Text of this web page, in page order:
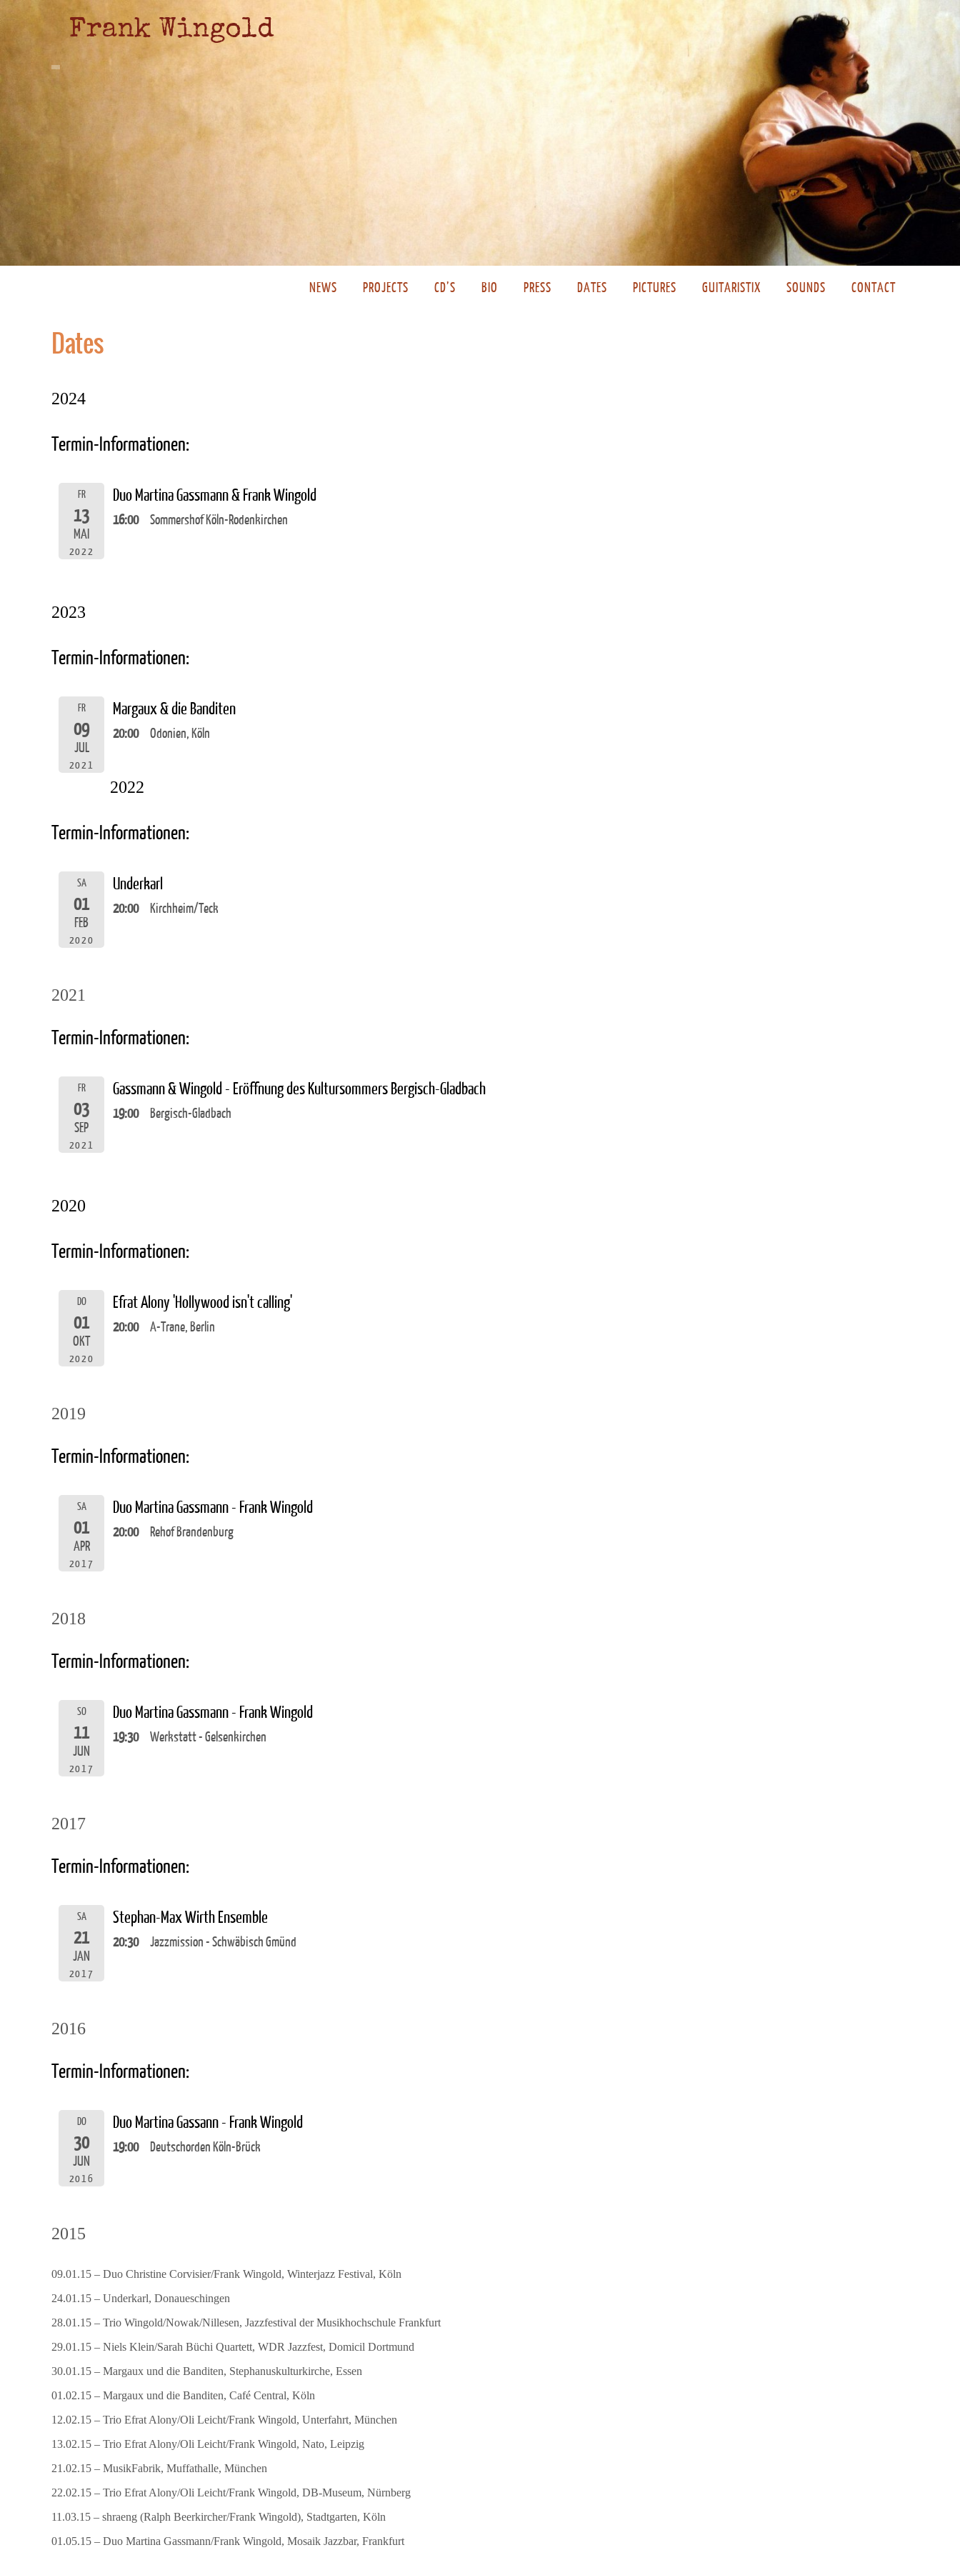
Frank Wingold
NEWS PROJECTS CD’S BIO PRESS DATES PICTURES GUITARISTIX SOUNDS CONTACT
Dates
2024
Termin-Informationen:
FR
13
MAI
2022
Duo Martina Gassmann & Frank Wingold
16:00 Sommershof Köln-Rodenkirchen
2023
Termin-Informationen:
FR
09
JUL
2021
Margaux & die Banditen
20:00 Odonien, Köln
2022
Termin-Informationen:
SA
01
FEB
2020
Underkarl
20:00 Kirchheim/Teck
2021
Termin-Informationen:
FR
03
SEP
2021
Gassmann & Wingold - Eröffnung des Kultursommers Bergisch-Gladbach
19:00 Bergisch-Gladbach
2020
Termin-Informationen:
DO
01
OKT
2020
Efrat Alony 'Hollywood isn't calling'
20:00 A-Trane, Berlin
2019
Termin-Informationen:
SA
01
APR
2017
Duo Martina Gassmann - Frank Wingold
20:00 Rehof Brandenburg
2018
Termin-Informationen:
SO
11
JUN
2017
Duo Martina Gassmann - Frank Wingold
19:30 Werkstatt - Gelsenkirchen
2017
Termin-Informationen:
SA
21
JAN
2017
Stephan-Max Wirth Ensemble
20:30 Jazzmission - Schwäbisch Gmünd
2016
Termin-Informationen:
DO
30
JUN
2016
Duo Martina Gassann - Frank Wingold
19:00 Deutschorden Köln-Brück
2015
09.01.15 – Duo Christine Corvisier/Frank Wingold, Winterjazz Festival, Köln
24.01.15 – Underkarl, Donaueschingen
28.01.15 – Trio Wingold/Nowak/Nillesen, Jazzfestival der Musikhochschule Frankfurt
29.01.15 – Niels Klein/Sarah Büchi Quartett, WDR Jazzfest, Domicil Dortmund
30.01.15 – Margaux und die Banditen, Stephanuskulturkirche, Essen
01.02.15 – Margaux und die Banditen, Café Central, Köln
12.02.15 – Trio Efrat Alony/Oli Leicht/Frank Wingold, Unterfahrt, München
13.02.15 – Trio Efrat Alony/Oli Leicht/Frank Wingold, Nato, Leipzig
21.02.15 – MusikFabrik, Muffathalle, München
22.02.15 – Trio Efrat Alony/Oli Leicht/Frank Wingold, DB-Museum, Nürnberg
11.03.15 – shraeng (Ralph Beerkircher/Frank Wingold), Stadtgarten, Köln
01.05.15 – Duo Martina Gassmann/Frank Wingold, Mosaik Jazzbar, Frankfurt